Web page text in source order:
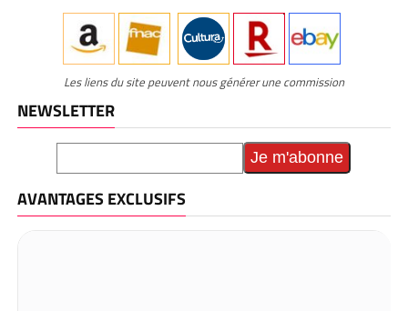
Les liens du site peuvent nous générer une commission
NEWSLETTER
AVANTAGES EXCLUSIFS